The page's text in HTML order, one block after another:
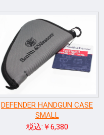
DEFENDER HANDGUN CASE
SMALL
税込:￥6,380